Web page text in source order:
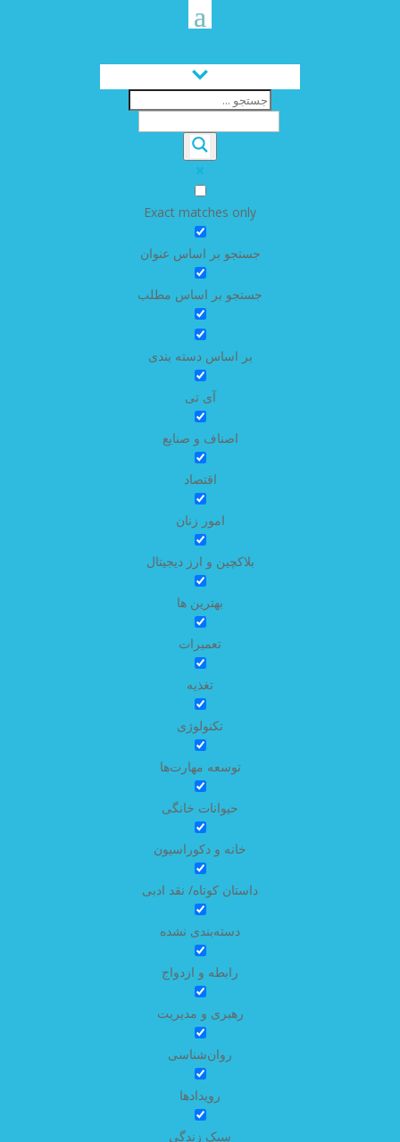
Exact matches only
جستجو بر اساس عنوان
جستجو بر اساس مطلب
بر اساس دسته بندی
آی تی
اصناف و صنایع
اقتصاد
امور زنان
بلاکچین و ارز دیجیتال
بهترین ها
تعمیرات
تغذیه
تکنولوژی
توسعه مهارت‌ها
حیوانات خانگی
خانه و دکوراسیون
داستان کوتاه/ نقد ادبی
دسته‌بندی نشده
رابطه و ازدواج
رهبری و مدیریت
روان‌شناسی
رویدادها
سبک زندگی